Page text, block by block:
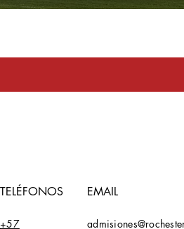
en serio
TELÉFONOS EMAIL
+57